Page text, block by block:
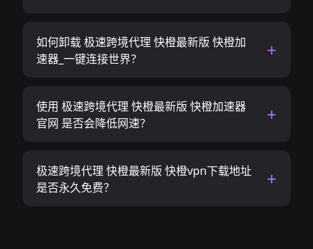
如何卸载 极速跨境代理 快橙最新版 快橙加
速器_一键连接世界？
使用 极速跨境代理 快橙最新版 快橙加速器
官网 是否会降低网速？
极速跨境代理 快橙最新版 快橙vpn下载地址
是否永久免费？